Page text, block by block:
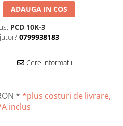
ADAUGA IN COS
PCD 10K-3
0799938183
Cere informatii
* *plus costuri de livrare,
inclus